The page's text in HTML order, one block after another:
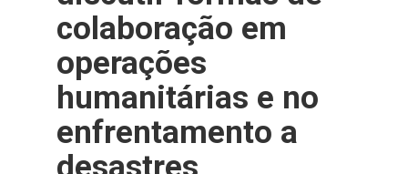
colaboração em
operações
humanitárias e no
enfrentamento a